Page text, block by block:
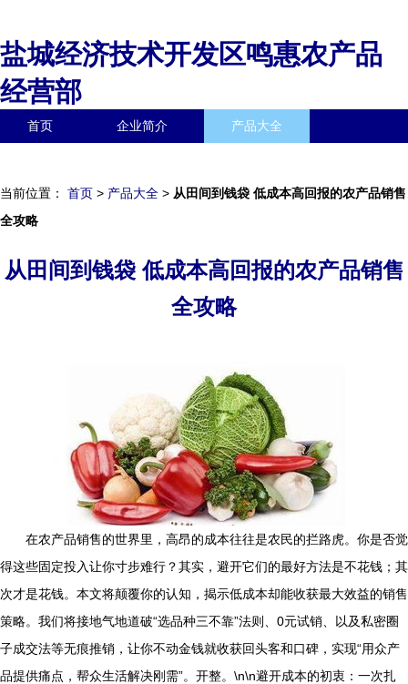
盐城经济技术开发区鸣惠农产品
经营部
首页 企业简介 产品大全
当前位置： 首页 > 产品大全 > 从田间到钱袋 低成本高回报的农产品销售
全攻略
从田间到钱袋 低成本高回报的农产品销售
全攻略
在农产品销售的世界里，高昂的成本往往是农民的拦路虎。你是否觉
得这些固定投入让你寸步难行？其实，避开它们的最好方法是不花钱；其
次才是花钱。本文将颠覆你的认知，揭示低成本却能收获最大效益的销售
策略。我们将接地气地道破“选品种三不靠”法则、0元试销、以及私密圈
子成交法等无痕推销，让你不动金钱就收获回头客和口碑，实现“用众产
品提供痛点，帮众生活解决刚需”。开整。\n\n避开成本的初衷：一次扎